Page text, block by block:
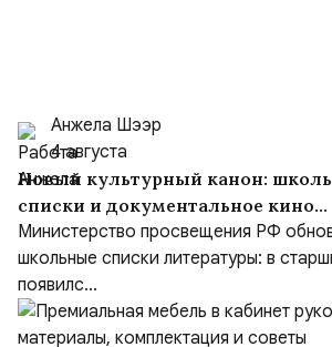
Анжела Шээр
4 августа
Новый культурный канон:
списки и документальное кино
формируют образ героя
Министерство просвещения РФ
школьные списки литературы: в
появилс...